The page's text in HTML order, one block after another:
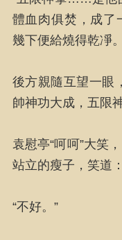
體血肉俱焚，成了
幾下便給燒得乾凈。
後方親隨互望一眼
帥神功大成，五限
袁慰亭“呵呵”大笑
站立的瘦子，笑道
“不好。”